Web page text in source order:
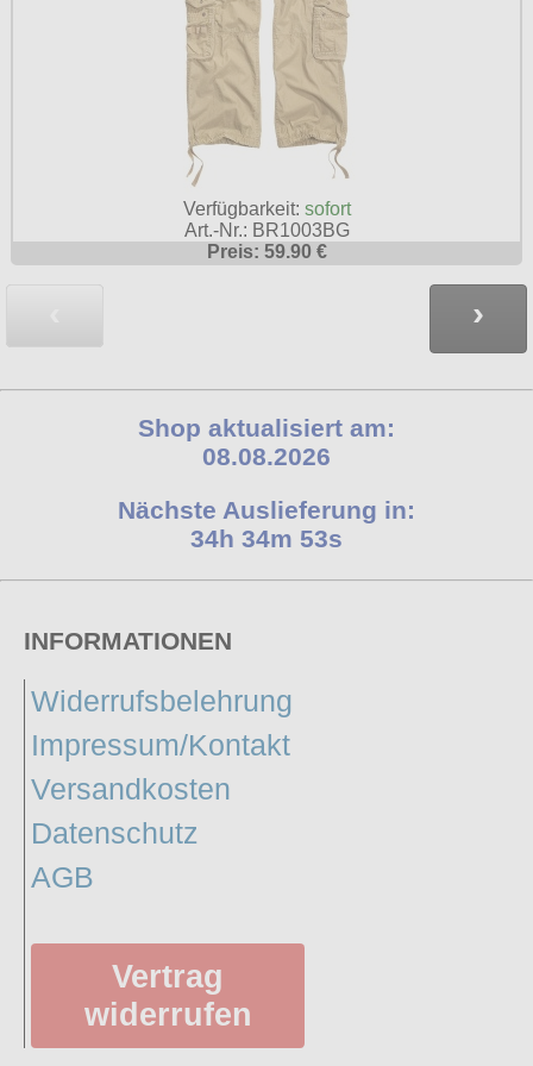
Verfügbarkeit: sofort
Art.-Nr.: BR1003BG
Preis: 59.90 €
›
Shop aktualisiert am:
08.08.2026
Nächste Auslieferung in:
34h 34m 53s
INFORMATIONEN
Widerrufsbelehrung
Impressum/Kontakt
Versandkosten
Datenschutz
AGB
Vertrag
widerrufen